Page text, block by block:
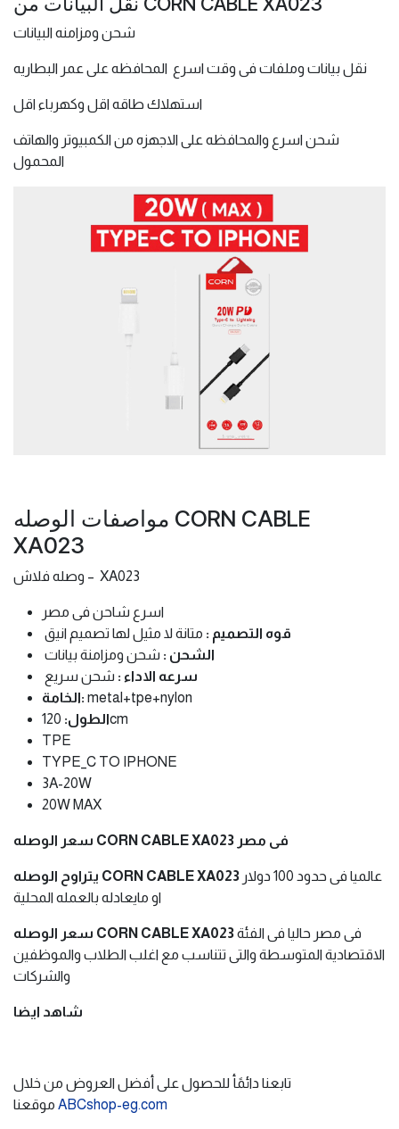
شحن ومزامنه البيانات
نقل بيانات وملفات فى وقت اسرع المحافظه على عمر البطاريه
استهلاك طاقه اقل وكهرباء اقل
شحن اسرع والمحافظه على الاجهزه من الكمبيوتر والهاتف
المحمول
مواصفات الوصله CORN CABLE
XA023
وصله فلاش – XA023
اسرع شاحن فى مصر
قوه التصميم : متانة لا مثيل لها تصميم انيق
الشحن : شحن ومزامنة بيانات
سرعه الاداء : شحن سريع
الخامة: metal+tpe+nylon
الطول:120cm
TPE
TYPE_C TO IPHONE
3A-20W
20W MAX
سعر الوصله CORN CABLE XA023 فى مصر
يتراوح الوصله CORN CABLE XA023
او مايعادله بالعمله المحلية
سعر الوصله CORN CABLE XA023
الاقتصادية المتوسطة والتى تتناسب مع اغلب الطلاب والموظفين
والشركات
شاهد ايضا
تابعنا دائمًأ للحصول على أفضل العروض من خلال
ABCshop-eg.com